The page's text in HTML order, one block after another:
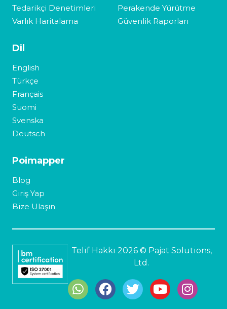
Tedarikçi Denetimleri
Varlık Haritalama
Perakende Yürütme
Güvenlik Raporları
Dil
English
Türkçe
Français
Suomi
Svenska
Deutsch
Poimapper
Blog
Giriş Yap
Bize Ulaşın
Telif Hakkı 2026 © Pajat Solutions,
Ltd.